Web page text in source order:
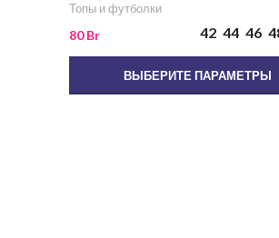
Топы и футболки
80Br 42 44 46
ВЫБЕРИТЕ ПАРАМЕТРЫ